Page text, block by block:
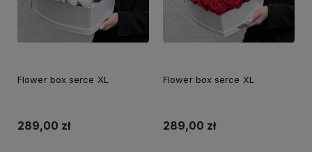
Flower box serce XL
289,00 zł
Flower box serce XL
289,00 zł